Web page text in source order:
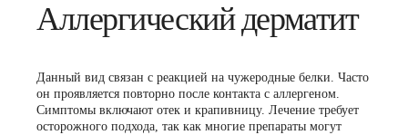
Аллергический дерматит
Данный вид связан с реакцией на чужеродные белки. Часто
он проявляется повторно после контакта с аллергеном.
Симптомы включают отек и крапивницу. Лечение требует
осторожного подхода, так как многие препараты могут